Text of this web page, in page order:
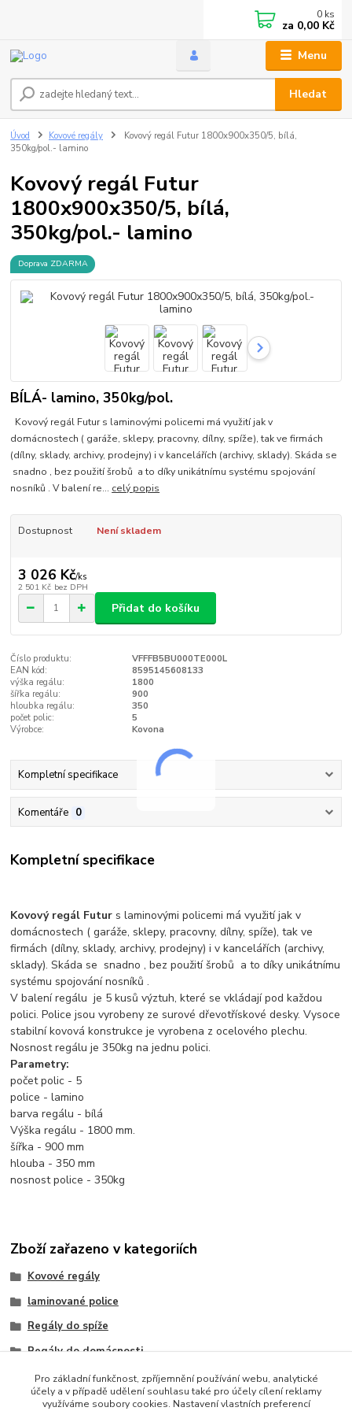
Menu
Hledat
0 ks
za 0,00 Kč
Úvod Kovové regály
Kovový regál Futur 1800x900x350/5, bílá,
350kg/pol.- lamino
Kovový regál Futur
1800x900x350/5, bílá,
350kg/pol.- lamino
Doprava ZDARMA
BÍLÁ- lamino, 350kg/pol.
Kovový regál Futur s laminovými policemi má využití jak v
domácnostech ( garáže, sklepy, pracovny, dílny, spíže), tak ve firmách
(dílny, sklady, archivy, prodejny) i v kancelářích (archivy, sklady). Skáda se
snadno , bez použití šrobů a to díky unikátnímu systému spojování
nosníků . V balení re... celý popis
Dostupnost Není skladem
3 026 Kč/ks
2 501 Kč bez DPH
Přidat do košíku
Číslo produktu:
VFFFB5BU000TE000L
EAN kód:
8595145608133
výška regálu:
1800
šířka regálu:
900
hloubka regálu:
350
počet polic:
5
Výrobce:
Kovona
Kompletní specifikace
Komentáře 0
Kompletní specifikace
Kovový regál Futur slaminovými policemi má využití jak v
domácnostech ( garáže, sklepy, pracovny, dílny, spíže), tak ve
firmách (dílny, sklady, archivy, prodejny) i v kancelářích (archivy,
sklady). Skáda se snadno , bez použití šrobů a to díky unikátnímu
systému spojování nosníků .
V balení regálu je 5 kusů výztuh, které se vkládají pod každou
polici. Police jsou vyrobeny ze surové dřevotřískové desky. Vysoce
stabilní kovová konstrukce je vyrobena z ocelového plechu.
Nosnost regálu je 350kg na jednu polici.
Parametry:
počet polic - 5
police - lamino
barva regálu - bílá
Výška regálu - 1800 mm.
šířka - 900 mm
hlouba - 350 mm
nosnost police - 350kg
Zboží zařazeno v kategoriích
Kovové regály
laminované police
Regály do spíže
Regály do domácnosti
Regály do bytu
výška regálu 1800 mm
Pro základní funkčnost, zpříjemnění používání webu, analytické
účely a v případě udělení souhlasu také pro účely cílení reklamy
využíváme soubory cookies. Nastavení vlastních preferencí